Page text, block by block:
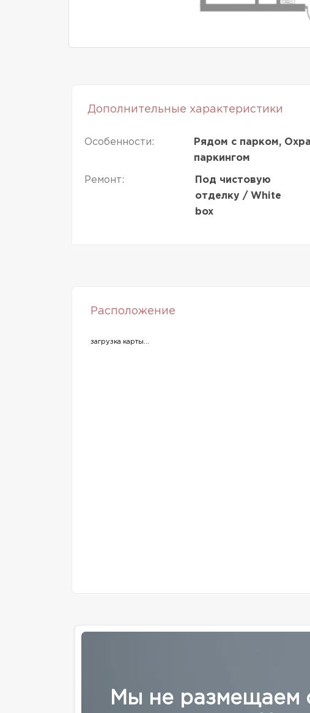
Дополнительные характеристики
Особенности:
Рядом с парком,
паркингом
Ремонт:
Под чистовую
отделку / White
box
Расположение
загрузка карты...
Мы не размещаем